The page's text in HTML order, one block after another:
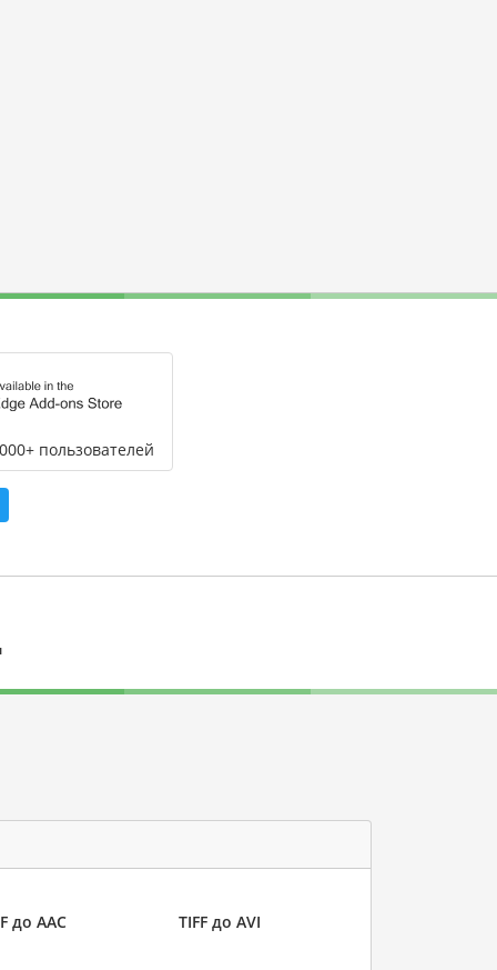
пользователей
до AAC TIFF до AVI